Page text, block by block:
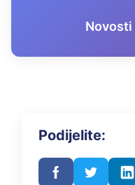
Podijelite: